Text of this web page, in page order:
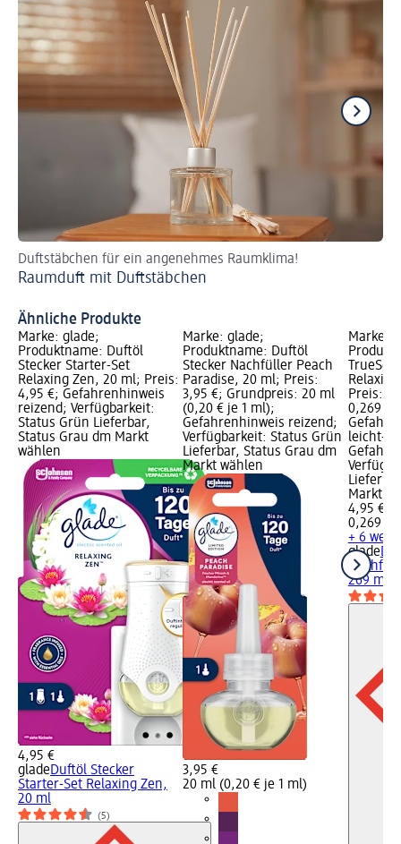
Duftstäbchen für ein angenehmes Raumklima!
Raumduft mit Duftstäbchen
Ähnliche Produkte
Marke: glade;
Produktname: Duftöl
Stecker Starter-Set
Relaxing Zen, 20 ml; Preis:
4,95 €; Gefahrenhinweis
reizend; Verfügbarkeit:
Status Grün Lieferbar,
Status Grau dm Markt
wählen
4,95 €
gladeDuftöl Stecker
Starter-Set Relaxing Zen,
20 ml
(5)
Marke: glade;
Produktname: Duftöl
Stecker Nachfüller Peach
Paradise, 20 ml; Preis:
3,95 €; Grundpreis: 20 ml
(0,20 € je 1 ml);
Gefahrenhinweis reizend;
Verfügbarkeit: Status Grün
Lieferbar, Status Grau dm
Markt wählen
3,95 €
20 ml (0,20 € je 1 ml)
Marke:
Preis:
0,269 l
leicht-/
Markt
4,95 €
0,269 l
+ 6
glade
269 ml